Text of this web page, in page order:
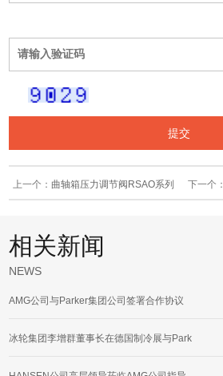
上一个： 曲轴箱压力调节阀RSAO系列 下一个：
相关新闻
NEWS
AMG公司与Parker集团公司签署合作协议
冰轮集团李增群董事长在德国制冷展与Park